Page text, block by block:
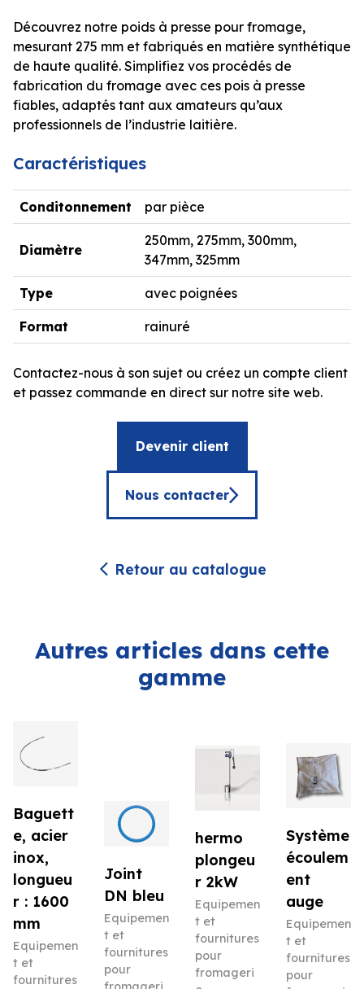
Découvrez notre poids à presse pour fromage,
mesurant 275 mm et fabriqués en matière synthétique
de haute qualité. Simplifiez vos procédés de
fabrication du fromage avec ces pois à presse
fiables, adaptés tant aux amateurs qu’aux
professionnels de l’industrie laitière.
Caractéristiques
Conditonnement par pièce
Diamètre
250mm, 275mm, 300mm,
347mm, 325mm
Type avec poignées
Format rainuré
Contactez-nous à son sujet ou créez un compte client
et passez commande en direct sur notre site web.
Devenir client
Nous contacter
Retour au catalogue
Autres articles dans cette
gamme
Baguett
e, acier
inox,
longueu
r : 1600
mm
Equipemen
t et
fournitures
Joint
DN bleu
Equipemen
t et
fournitures
pour
hermo
plongeu
r 2kW
Equipemen
t et
fournitures
pour
fromageri
Système
écoulem
ent
auge
Equipemen
t et
fournitures
pour